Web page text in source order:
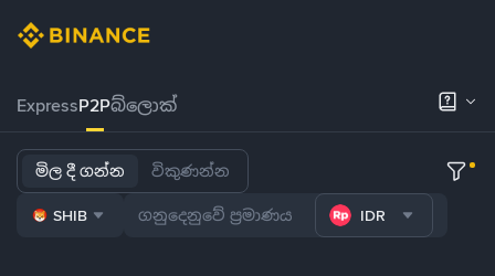
ExpressP2Pබ්ලොක්
මිල දී ගන්න විකුණන්න
SHIB IDR